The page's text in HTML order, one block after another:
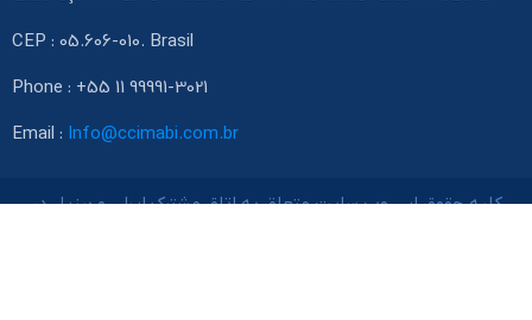
CEP : 05.606-010. Brasil
Phone : +55 11 99991-3021
Email : Info@ccimabi.com.br
کلیه حقوق این وب سایت متعلق به اتاق مشترک ایران و برزیل در